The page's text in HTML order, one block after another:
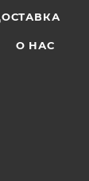
О НАС